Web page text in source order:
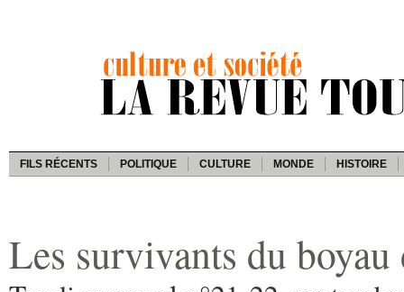
FILS RÉCENTS POLITIQUE CULTURE MONDE HISTOIRE
Les survivants du